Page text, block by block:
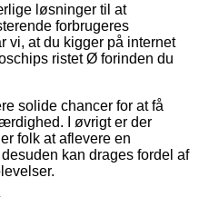
løsninger til at
forbrugeres
vi, at du kigger på internet
ristet Ø forinden du
solide chancer for at få
I øvrigt er der
folk at aflevere en
kan drages fordel af